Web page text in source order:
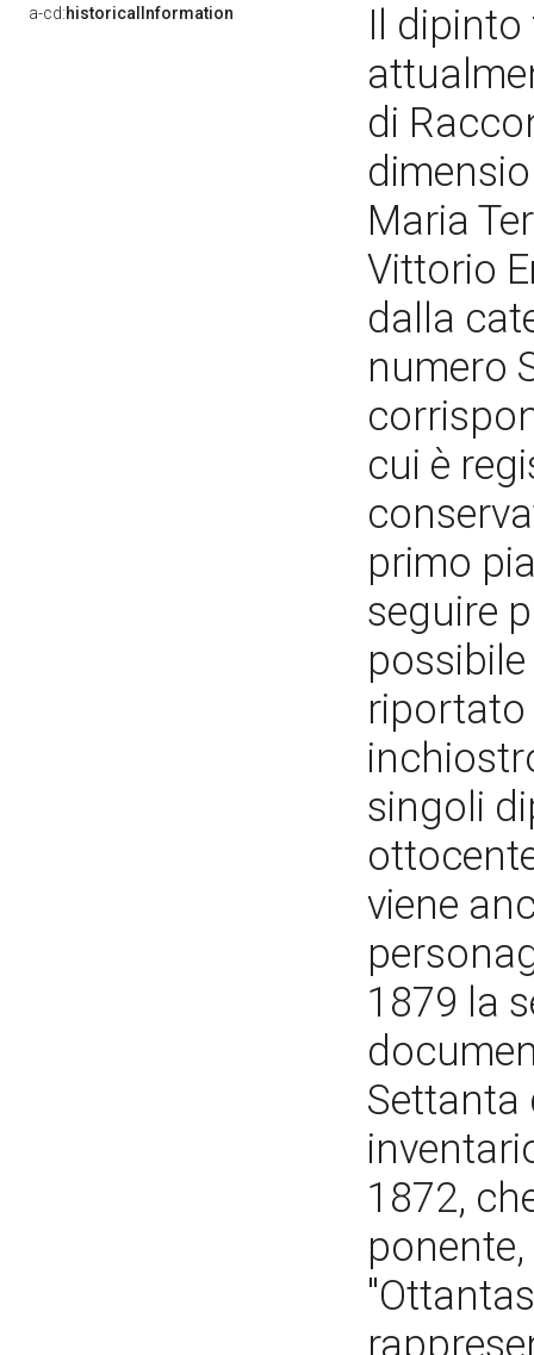
a-cd:historicalInformation
Il
di
Maria
Vittorio
dalla
numero
cui è
primo
seguire
singoli
viene
1879 la
Settanta
1872,